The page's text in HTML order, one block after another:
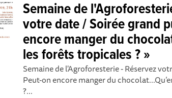
Semaine de
votre date / Soirée grand
encore manger du
les forêts tropicales ? »
Semaine de l'Agroforesterie - Réservez
Peut-on encore manger du
?...